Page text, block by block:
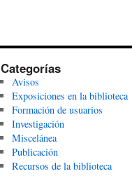
Categorías
Avisos
Exposiciones en la biblioteca
Formación de usuarios
Investigación
Miscelánea
Publicación
Recursos de la biblioteca